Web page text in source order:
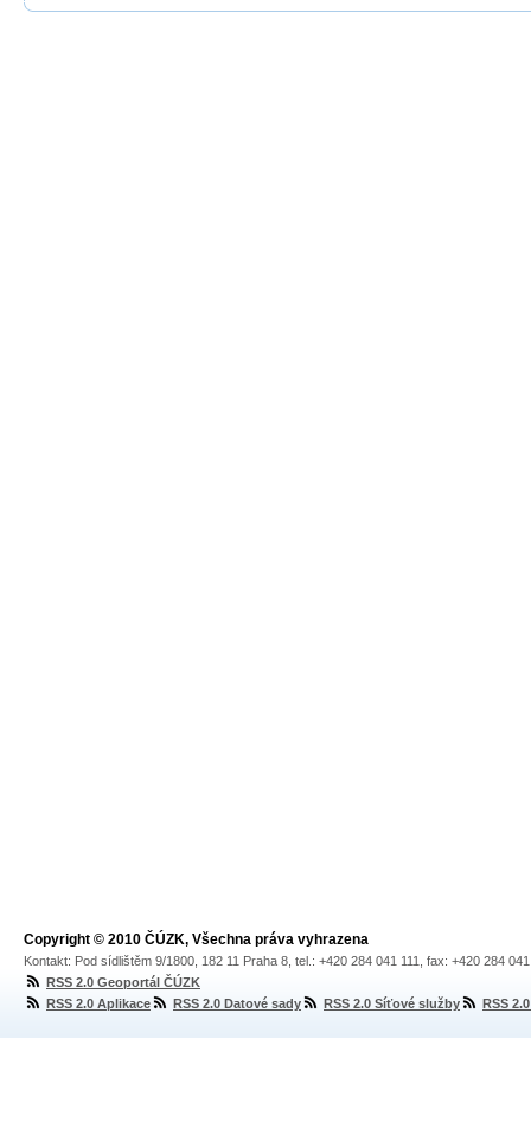
Copyright © 2010 ČÚZK, Všechna práva vyhrazena
Kontakt: Pod sídlištěm 9/1800, 182 11 Praha 8, tel.: +420 284 041 111, fax: +420 284
RSS 2.0 Geoportál ČÚZK
RSS 2.0 Aplikace
RSS 2.0 Datové sady RSS 2.0 Síťové služby RSS